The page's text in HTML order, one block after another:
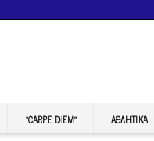
“CARPE DIEM” ΑΘΛΗΤΙΚΆ